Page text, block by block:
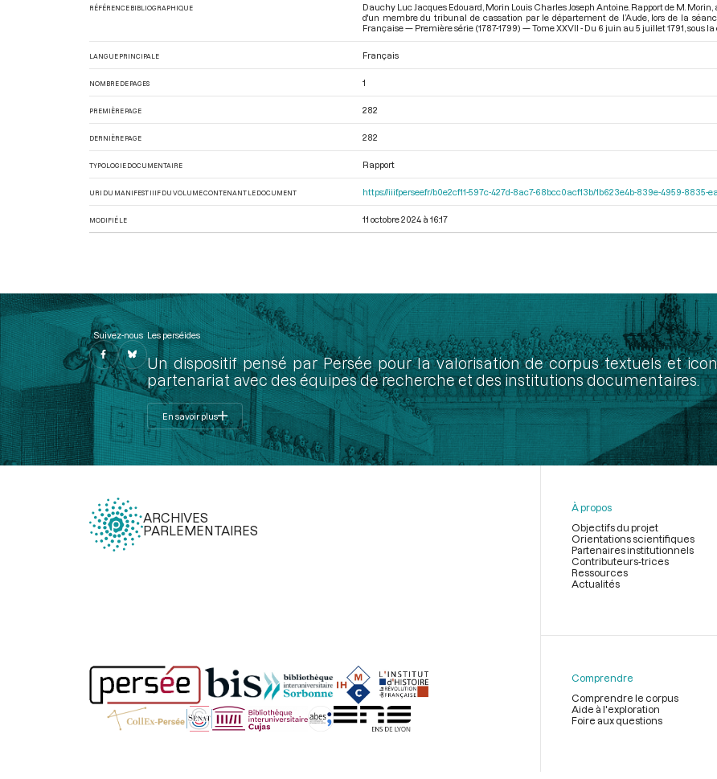
RÉFÉRENCE BIBLIOGRAPHIQUE
Dauchy Luc Jacques Edouard, Morin Louis Charles Joseph Antoine. Rapport de M.
d'un membre du tribunal de cassation par le département de l’Aude, lors de la
Française — Première série (1787-1799) — Tome XXVII - Du 6 juin au 5 juillet 1791 , sous
LANGUE PRINCIPALE Français
NOMBRE DE PAGES 1
PREMIÈRE PAGE 282
DERNIÈRE PAGE 282
TYPOLOGIE DOCUMENTAIRE Rapport
URI DU MANIFEST IIIF DU VOLUME CONTENANT LE DOCUMENT https://iiif.persee.fr/b0e2cf11-597c-427d-8ac7-68bcc0acf13b/1b623e4b-839e-4959-8835-
MODIFIÉ LE 11 octobre 2024 à 16:17
Suivez-nous Les perséides
Un dispositif pensé par Persée pour la valorisation de corpus textuels et
partenariat avec des équipes de recherche et des institutions documentaires.
En savoir plus
ARCHIVES
PARLEMENTAIRES
page
À propos
Objectifs du projet
Orientations scientifiques
Partenaires institutionnels
Contributeurs-trices
Ressources
Actualités
Comprendre
Comprendre le corpus
Aide à l'exploration
Foire aux questions